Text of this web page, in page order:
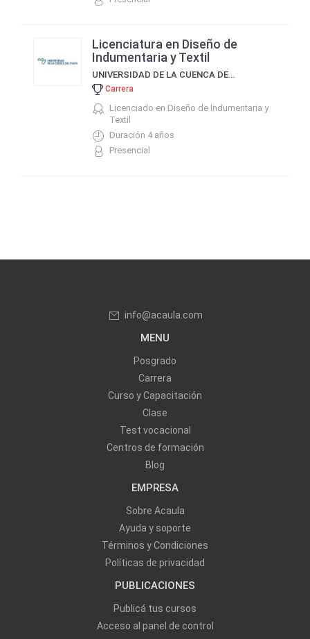
Licenciatura en Diseño de
Indumentaria y Textil
UNIVERSIDAD DE LA CUENCA DEL PLATA
Carrera
Licenciado en Diseño de Indumentaria y
Textil
Duración 4 años
Presencial
info@acaula.com
MENU
Posgrado
Carrera
Curso y Capacitación
Clase
Test vocacional
Centros de formación
Blog
EMPRESA
Sobre Acaula
Ayuda y soporte
Términos y Condiciones
Políticas de privacidad
PUBLICACIONES
Publicá tus cursos
Acceso al panel de control